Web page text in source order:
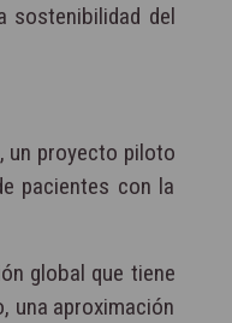
sostenibilidad del
un proyecto piloto
pacientes con la
global que tiene
una aproximación